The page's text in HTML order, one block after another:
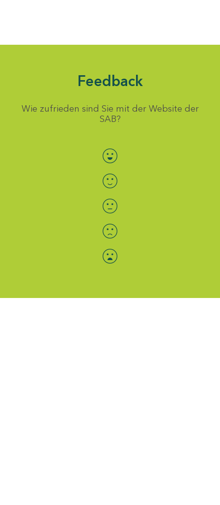
Feedback
Wie zufrieden sind Sie mit der Website der
SAB?
Bewertung auswählen